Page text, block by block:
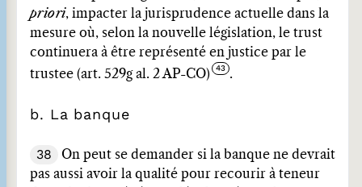
priori, impacter la jurisprudence actuelle dans la
mesure où, selon la nouvelle législation, le trust
continuera à être représenté en justice par le
trustee (art. 529g al. 2 AP-CO)
.
b. La banque
38
On peut se demander si la banque ne devrait
pas aussi avoir la qualité pour recourir à teneur